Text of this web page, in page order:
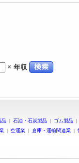
× 年収
品 | 石油・石炭製品 | ゴム製品
| 空運業 | 倉庫・運輸関連業 |